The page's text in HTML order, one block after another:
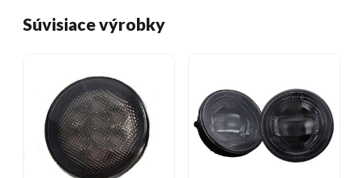
Súvisiace výrobky